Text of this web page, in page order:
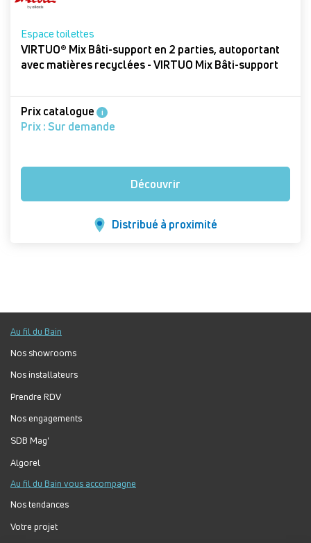
Espace toilettes
VIRTUO® Mix Bâti-support en 2 parties, autoportant
avec matières recyclées - VIRTUO Mix Bâti-support
Prix catalogue i
Prix : Sur demande
Découvrir
Distribué à proximité
Au fil du Bain
Nos showrooms
Nos installateurs
Prendre RDV
Nos engagements
SDB Mag'
Algorel
Au fil du Bain vous accompagne
Nos tendances
Votre projet